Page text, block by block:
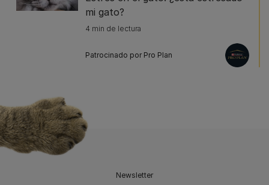
mi gato?
4 min de lectura
Patrocinado por Pro Plan
Newsletter